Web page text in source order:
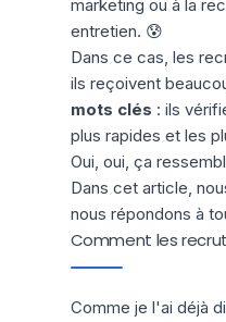
marketing ou à la
entretien. 😰
Dans ce cas, les
ils reçoivent
mots clés : ils
plus rapides et les
Oui, oui, ça
Dans cet article,
nous répondons à
Comment les
Comme je l'ai déjà